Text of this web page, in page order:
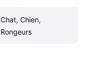
Chat, Chien,
Rongeurs